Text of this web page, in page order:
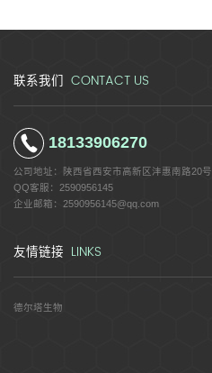
联系我们 CONTACT US
18133906270
公司地址：
陕西省西安市高新区沣惠南路20号
QQ客服： 2590956145
企业邮箱： 2590956145@qq.com
友情链接 LINKS
德尔塔生物